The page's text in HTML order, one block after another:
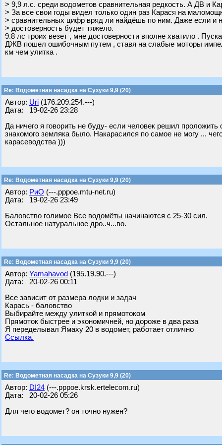
> 9,9 л.с. среди водометов сравнительная редкость. А ДВ и
> За все свои годы видел только один раз Карася на
> сравнительных цифр вряд ли найдёшь по ним. Даже если и
> достоверность будет тяжело.
9.8 лс троих везет , мне достоверности вполне хватило .
ДЖВ пошел ошибочным путем , ставя на слабые моторы
км чем улитка .
Re: Водометная насадка на Сузуки 9,9 (20)
Автор: Uri (176.209.254.---)
Дата: 19-02-26 23:28
Да ничего я говорить не буду- если человек решил
знакомого земляка было. Накарасился по самое не могу ...
карасеводства )))
Re: Водометная насадка на Сузуки 9,9 (20)
Автор: РиО (---.pppoe.mtu-net.ru)
Дата: 19-02-26 23:49
Баловство голимое Все водомёты начинаются с 25-30 сил.
Остальное натуральное дро..ч...во.
Re: Водометная насадка на Сузуки 9,9 (20)
Автор: Yamahavod (195.19.90.---)
Дата: 20-02-26 00:11
Все зависит от размера лодки и задач
Карась - баловство
Выбирайте между улиткой и прямотоком
Прямоток быстрее и экономичней, но дороже в два раза
Я переделывал Ямаху 20 в водомет, работает отлично
Ссылка.
Re: Водометная насадка на Сузуки 9,9 (20)
Автор: DI24 (---.pppoe.krsk.ertelecom.ru)
Дата: 20-02-26 05:26
Для чего водомет? он точно нужен?